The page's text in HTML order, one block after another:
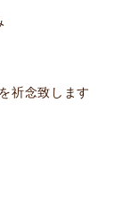
祈念致します